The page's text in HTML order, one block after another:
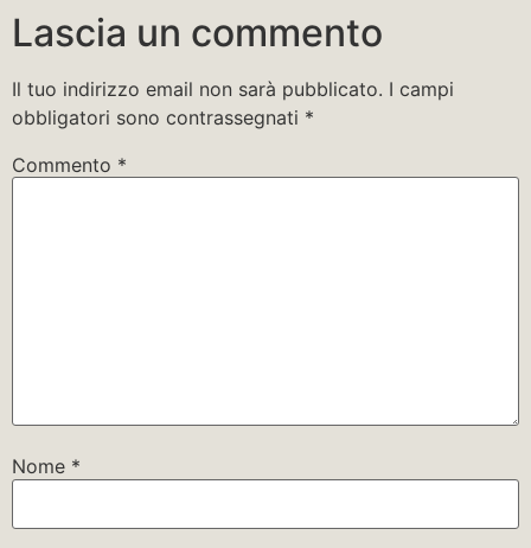
Lascia un commento
Il tuo indirizzo email non sarà pubblicato. I campi
obbligatori sono contrassegnati *
Commento *
Nome *